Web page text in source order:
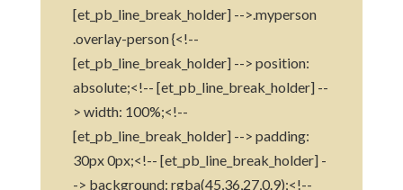
[et_pb_line_break_holder] -->.myperson
.overlay-person {<!--
[et_pb_line_break_holder] --> position:
absolute;<!-- [et_pb_line_break_holder] --
> width: 100%;<!--
[et_pb_line_break_holder] --> padding:
30px 0px;<!-- [et_pb_line_break_holder] -
-> background: rgba(45,36,27,0.9);<!--